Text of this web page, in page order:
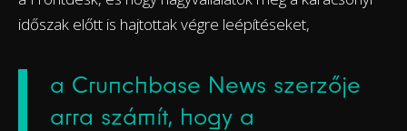
időszak előtt is hajtottak végre leépítéseket,
a Crunchbase News szerzője
arra számít, hogy a